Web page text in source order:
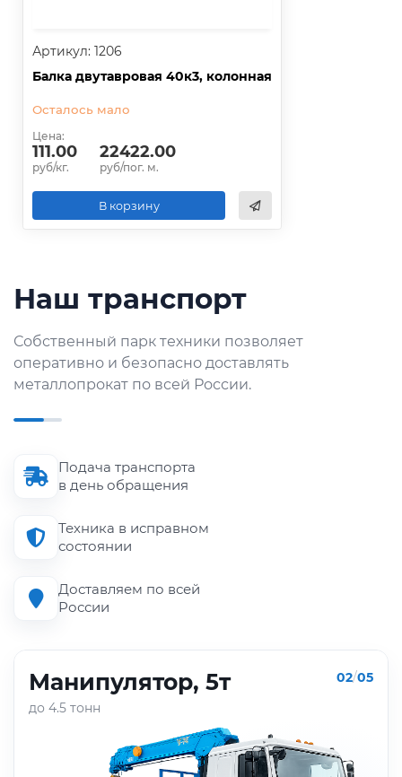
Артикул: 1206
Балка двутавровая 40к3, колонная
Осталось мало
Цена:
111.00
руб/кг.
22422.00
руб/пог. м.
В корзину
Наш транспорт
Собственный парк техники позволяет
оперативно и безопасно доставлять
металлопрокат по всей России.
Подача транспорта
в день обращения
Техника в исправном
состоянии
Доставляем по всей
России
Манипулятор, 5т
до 4.5 тонн
02/05